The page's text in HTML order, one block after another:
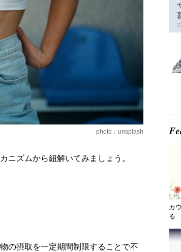
photo：unsplash
ニズムから紐解いてみましょう。
の摂取を一定期間制限することで不
カ
る